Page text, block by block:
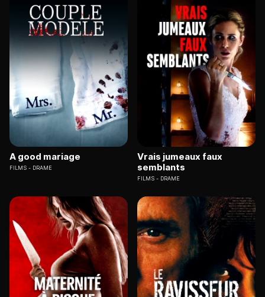
A good mariage
FILMS DRAME
Vrais jumeaux faux
semblants
FILMS DRAME